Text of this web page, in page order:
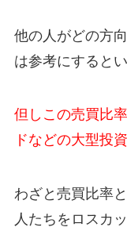
他の人がどの方
は参考にすると
但しこの売買比
ドなどの大型投
わざと売買比率
人たちをロスカ